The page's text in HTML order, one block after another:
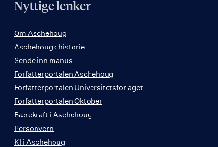
Nyttige lenker
Om Aschehoug
Aschehougs historie
Sende inn manus
Forfatterportalen Aschehoug
Forfatterportalen Universitetsforlaget
Forfatterportalen Oktober
Bærekraft i Aschehoug
Personvern
KI i Aschehoug